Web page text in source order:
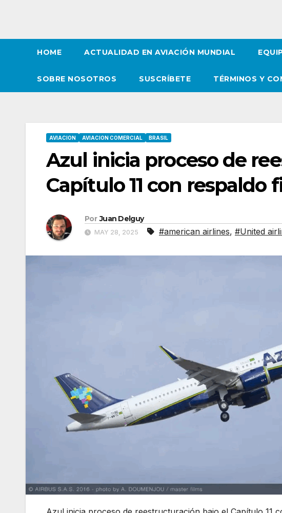
HOME ACTUALIDAD EN AVIACIÓN MUNDIAL
SOBRE NOSOTROS SUSCRÍBETE TÉRMINOS Y
AVIACION AVIACION COMERCIAL BRASIL
Azul inicia proceso de
Capítulo 11 con respaldo
Por Juan Delguy
MAY 28, 2025 #american airlines, #United